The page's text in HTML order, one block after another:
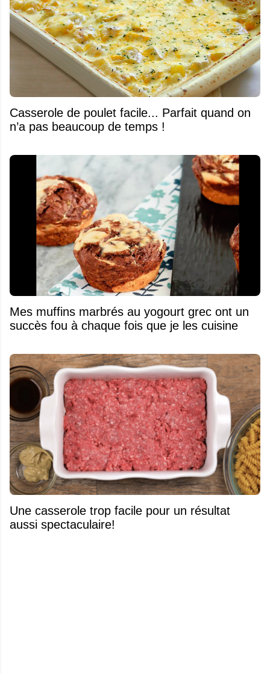
Casserole de poulet facile... Parfait quand on
n’a pas beaucoup de temps !
Mes muffins marbrés au yogourt grec ont un
succès fou à chaque fois que je les cuisine
Une casserole trop facile pour un résultat
aussi spectaculaire!